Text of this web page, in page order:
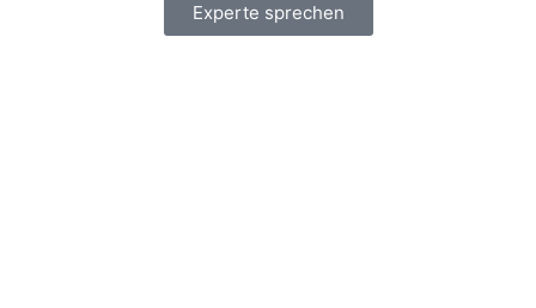
Experte sprechen